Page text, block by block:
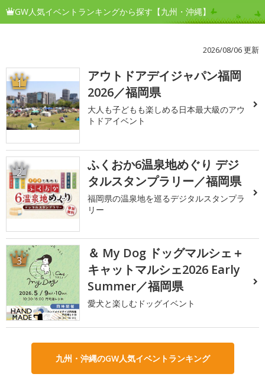
GW人気イベントランキングから探す【九州・沖縄】
2026/08/06 更新
1
アウトドアデイジャパン福岡
2026／福岡県
大人も子どもも楽しめる日本最大級のアウ
トドアイベント
2
ふくおか6温泉地めぐり デジ
タルスタンプラリー／福岡県
福岡県の温泉地を巡るデジタルスタンプラ
リー
3
＆ My Dog ドッグマルシェ＋
キャットマルシェ2026 Early
Summer／福岡県
愛犬と楽しむドッグイベント
九州・沖縄のGW人気イベントランキング